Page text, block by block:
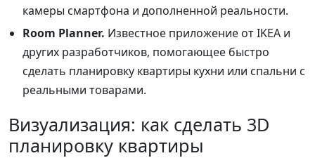
камеры смартфона и дополненной реальности.
Room Planner. Известное приложение от IKEA и
других разработчиков, помогающее быстро
сделать планировку квартиры кухни или спальни с
реальными товарами.
Визуализация: как сделать 3D
планировку квартиры